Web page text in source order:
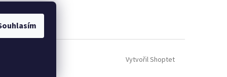
Vytvořil Shoptet